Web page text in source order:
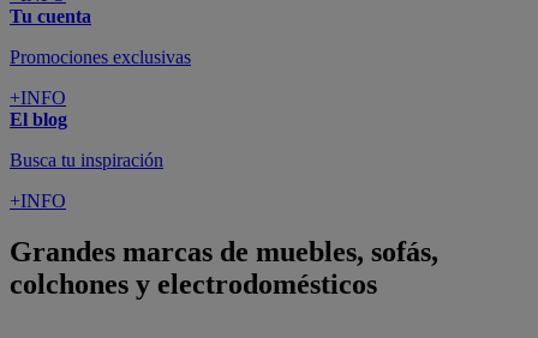
Tu cuenta
Promociones exclusivas
+INFO
El blog
Busca tu inspiración
+INFO
Grandes marcas de muebles, sofás,
colchones y electrodomésticos